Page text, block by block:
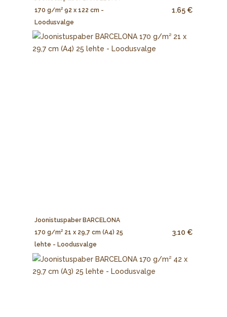
170 g/m² 92 x 122 cm -
Loodusvalge
1.65 €
Joonistuspaber BARCELONA
170 g/m² 21 x 29,7 cm (A4) 25
lehte - Loodusvalge
3.10 €